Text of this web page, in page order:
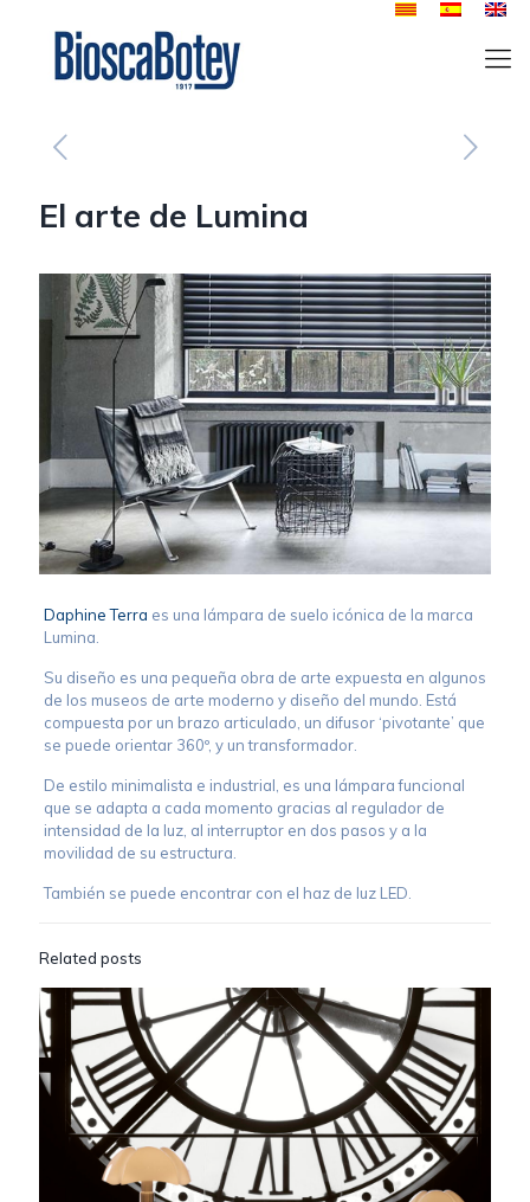
El arte de Lumina
Daphine Terra es una lámpara de suelo icónica de la marca
Lumina.
Su diseño es una pequeña obra de arte expuesta en algunos
de los museos de arte moderno y diseño del mundo. Está
compuesta por un brazo articulado, un difusor ‘pivotante’ que
se puede orientar 360º, y un transformador.
De estilo minimalista e industrial, es una lámpara funcional
que se adapta a cada momento gracias al regulador de
intensidad de la luz, al interruptor en dos pasos y a la
movilidad de su estructura.
También se puede encontrar con el haz de luz LED.
Related posts